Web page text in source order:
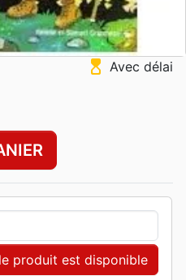
hourglass_top Avec délai
produit est disponible